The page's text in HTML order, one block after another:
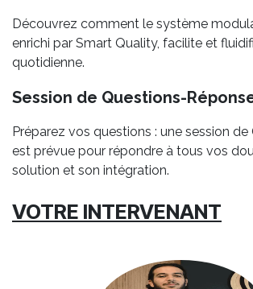
Découvrez comment le système
enrichi par Smart Quality, facilite et
quotidienne.
Session de Questions-
Préparez vos questions : une session de
est prévue pour répondre à tous vos
solution et son intégration.
VOTRE INTERVENANT